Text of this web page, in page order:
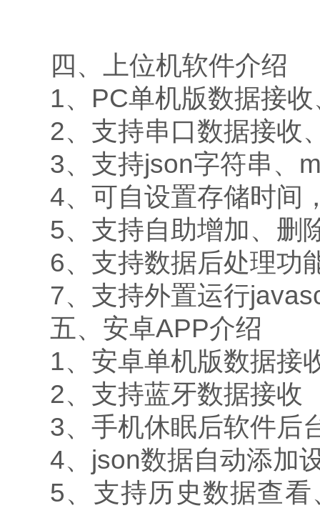
四、上位机软件介绍
1、PC单机版数据接
2、支持串口数据接收
3、支持json字符串、
4、可自设置存储时间
5、支持自助增加、删
6、支持数据后处理功
7、支持外置运行
五、安卓APP介绍
1、安卓单机版数据接
2、支持蓝牙数据接收
3、手机休眠后软件后
4、json数据自动添加
5、支持历史数据查